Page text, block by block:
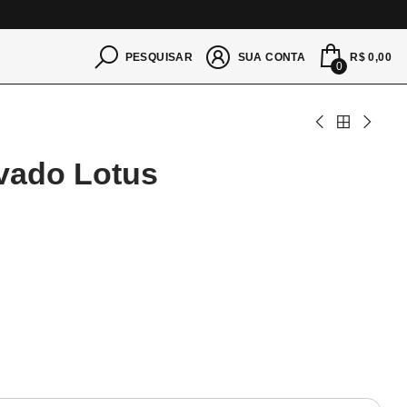
PESQUISAR SUA CONTA
0
R$ 0,00
Lotus